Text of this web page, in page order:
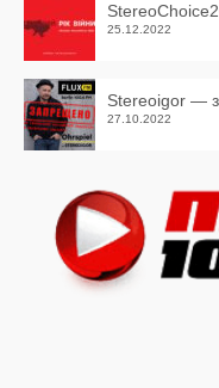
25.12.2022
Stereoigor —
27.10.2022